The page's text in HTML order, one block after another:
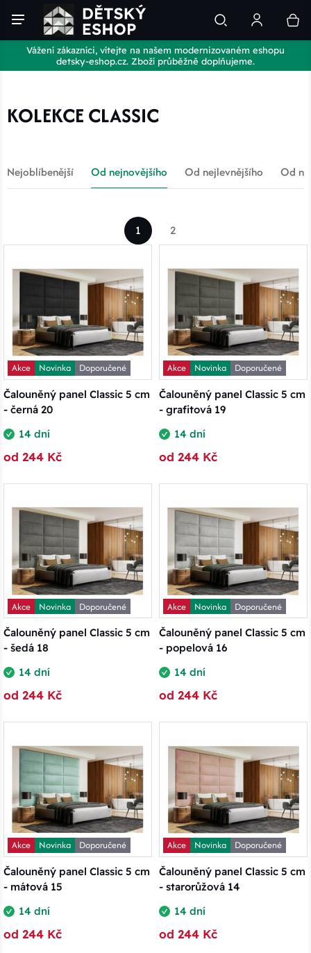
Vážení zákazníci, vítejte na našem modernizovaném eshopu
detsky-eshop.cz. Zboží průběžně doplňujeme.
KOLEKCE CLASSIC
Nejoblíbenější Od nejnovějšího Od nejlevnějšího Od
1 2
Akce Novinka
Doporučené
Čalouněný panel Classic 5 cm
- černá 20
14 dní
od 244 Kč
Akce Novinka
Doporučené
Čalouněný panel Classic 5 cm
- grafitová 19
14 dní
od 244 Kč
Akce Novinka
Doporučené
Čalouněný panel Classic 5 cm
- šedá 18
14 dní
od 244 Kč
Akce Novinka
Doporučené
Čalouněný panel Classic 5 cm
- popelová 16
14 dní
od 244 Kč
Akce Novinka
Doporučené
Čalouněný panel Classic 5 cm
- mátová 15
14 dní
od 244 Kč
Akce Novinka
Doporučené
Čalouněný panel Classic 5 cm
- starorůžová 14
14 dní
od 244 Kč